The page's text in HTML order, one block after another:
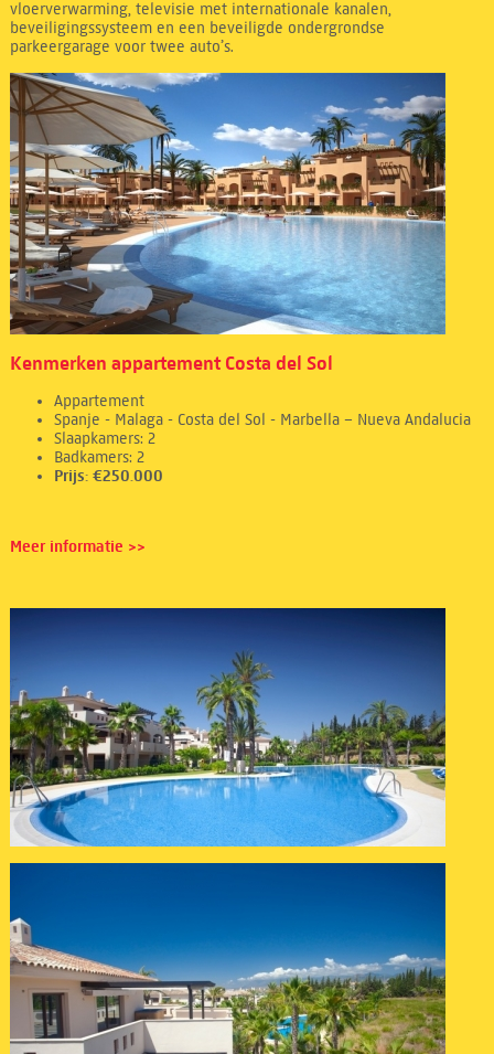
vloerverwarming, televisie met internationale kanalen,
beveiligingssysteem en een beveiligde ondergrondse
parkeergarage voor twee auto’s.
Kenmerken appartement Costa del Sol
Appartement
Spanje - Malaga - Costa del Sol - Marbella – Nueva Andalucia
Slaapkamers: 2
Badkamers: 2
Prijs: €250.000
Meer informatie >>